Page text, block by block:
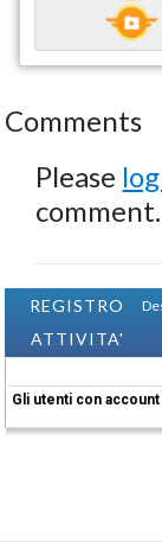
Comments
Please
comment.
REGISTRO
ATTIVITA'
Gli utenti con